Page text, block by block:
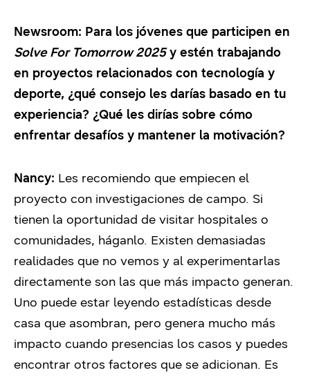
Newsroom: Para los jóvenes que participen en
Solve For Tomorrow 2025y estén trabajando
en proyectos relacionados con tecnología y
deporte, ¿qué consejo les darías basado en tu
experiencia? ¿Qué les dirías sobre cómo
enfrentar desafíos y mantener la motivación?
Nancy: Les recomiendo que empiecen el
proyecto con investigaciones de campo. Si
tienen la oportunidad de visitar hospitales o
comunidades, háganlo. Existen demasiadas
realidades que no vemos y al experimentarlas
directamente son las que más impacto generan.
Uno puede estar leyendo estadísticas desde
casa que asombran, pero genera mucho más
impacto cuando presencias los casos y puedes
encontrar otros factores que se adicionan. Es